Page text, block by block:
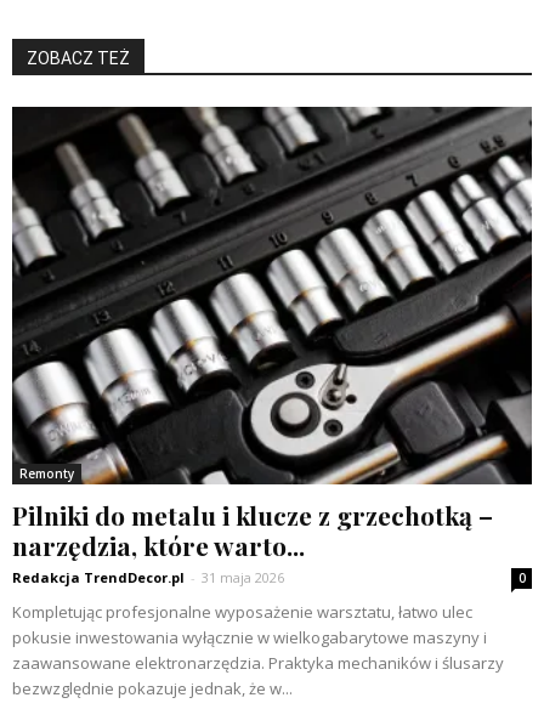
ZOBACZ TEŻ
Remonty
Pilniki do metalu i klucze z grzechotką –
narzędzia, które warto...
Redakcja TrendDecor.pl - 31 maja 2026 0
Kompletując profesjonalne wyposażenie warsztatu, łatwo ulec
pokusie inwestowania wyłącznie w wielkogabarytowe maszyny i
zaawansowane elektronarzędzia. Praktyka mechaników i ślusarzy
bezwzględnie pokazuje jednak, że w...